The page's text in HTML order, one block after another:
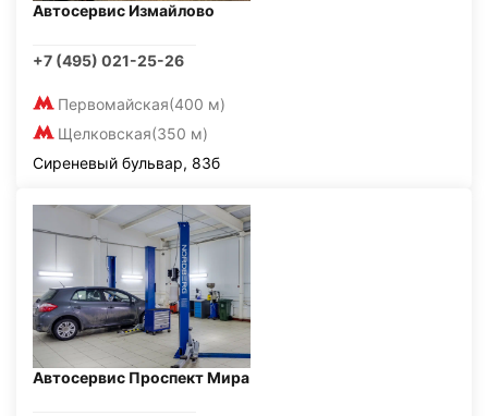
Автосервис Измайлово
+7 (495) 021-25-26
Первомайская(400 м)
Щелковская(350 м)
Сиреневый бульвар, 83б
Автосервис Проспект Мира